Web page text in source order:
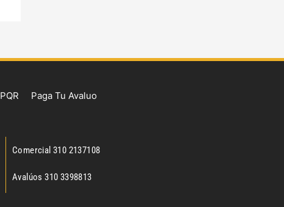
PQR Paga Tu Avaluo
Comercial 310 2137108
Avalúos 310 3398813